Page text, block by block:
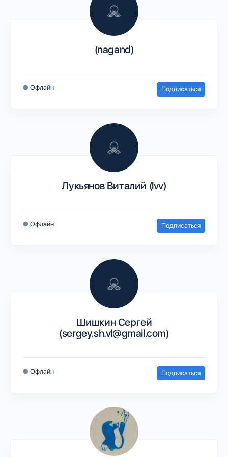
(nagand)
● Офлайн Подписаться
Лукьянов Виталий (lvv)
● Офлайн Подписаться
Шишкин Сергей
(sergey.sh.vl@gmail.com)
● Офлайн Подписаться